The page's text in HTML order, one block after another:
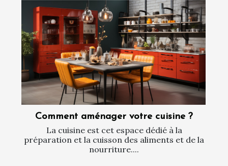
Comment aménager votre cuisine ?
La cuisine est cet espace dédié à la
préparation et la cuisson des aliments et de la
nourriture....